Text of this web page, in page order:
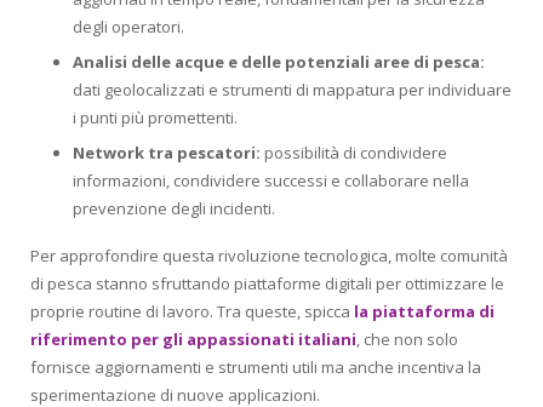
degli operatori.
Analisi delle acque e delle potenziali aree di pesca:
dati geolocalizzati e strumenti di mappatura per individuare
i punti più promettenti.
Network tra pescatori: possibilità di condividere
informazioni, condividere successi e collaborare nella
prevenzione degli incidenti.
Per approfondire questa rivoluzione tecnologica, molte comunità
di pesca stanno sfruttando piattaforme digitali per ottimizzare le
proprie routine di lavoro. Tra queste, spicca la piattaforma di
riferimento per gli appassionati italiani, che non solo
fornisce aggiornamenti e strumenti utili ma anche incentiva la
sperimentazione di nuove applicazioni.